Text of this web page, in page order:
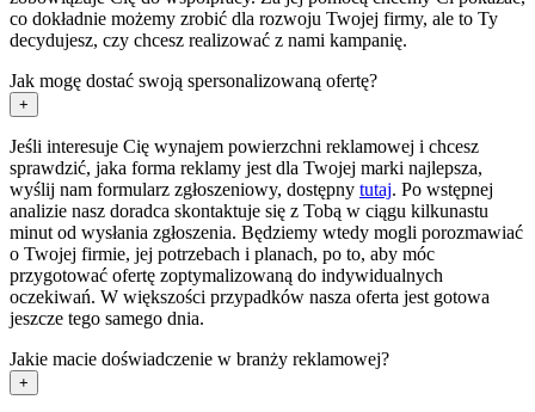
co dokładnie możemy zrobić dla rozwoju Twojej firmy, ale to Ty
decydujesz, czy chcesz realizować z nami kampanię.
Jak mogę dostać swoją spersonalizowaną ofertę?
+
Jeśli interesuje Cię wynajem powierzchni reklamowej i chcesz
sprawdzić, jaka forma reklamy jest dla Twojej marki najlepsza,
wyślij nam formularz zgłoszeniowy, dostępny tutaj. Po wstępnej
analizie nasz doradca skontaktuje się z Tobą w ciągu kilkunastu
minut od wysłania zgłoszenia. Będziemy wtedy mogli porozmawiać
o Twojej firmie, jej potrzebach i planach, po to, aby móc
przygotować ofertę zoptymalizowaną do indywidualnych
oczekiwań. W większości przypadków nasza oferta jest gotowa
jeszcze tego samego dnia.
Jakie macie doświadczenie w branży reklamowej?
+